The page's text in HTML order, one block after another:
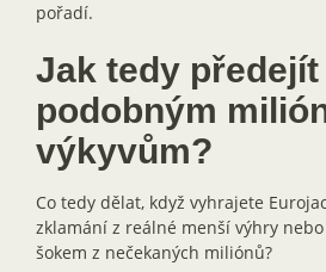
pořadí.
Jak tedy předejít
podobným
výkyvům?
Co tedy dělat, když vyhrajete
zklamání z reálné menší výhry
šokem z nečekaných miliónů?